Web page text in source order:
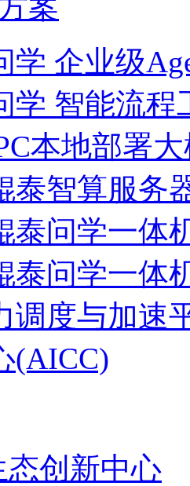
学 企业级
学 智能流程
本地部署
泰智算服务
泰问学一体
泰问学一体
调度与加速
(AICC)
态创新中心